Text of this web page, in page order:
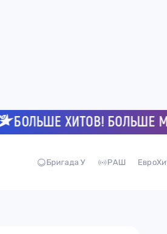
ХИТОВ! БОЛЬШЕ
Бригада У РАШ